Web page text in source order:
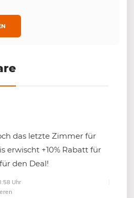
das letzte Zimmer für
erwischt +10% Rabatt für
den Deal!
Uhr